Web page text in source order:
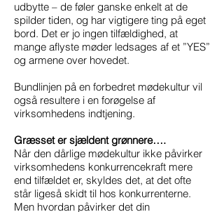
udbytte – de føler ganske enkelt at de
spilder tiden, og har vigtigere ting på eget
bord. Det er jo ingen tilfældighed, at
mange aflyste møder ledsages af et ”YES”
og armene over hovedet.
Bundlinjen på en forbedret mødekultur vil
også resultere i en forøgelse af
virksomhedens indtjening.
Græsset er sjældent grønnere….
Når den dårlige mødekultur ikke påvirker
virksomhedens konkurrencekraft mere
end tilfældet er, skyldes det, at det ofte
står ligeså skidt til hos konkurrenterne.
Men hvordan påvirker det din